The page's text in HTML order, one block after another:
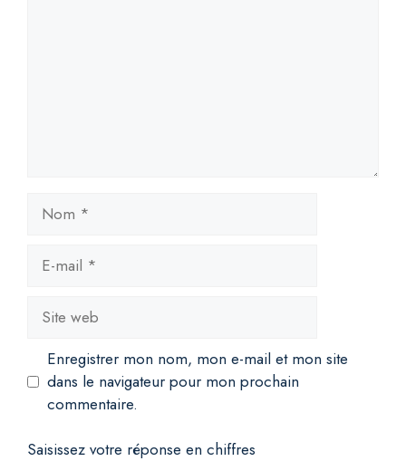
mail
web
Enregistrer mon nom, mon e-mail et mon site
dans le navigateur pour mon prochain
commentaire.
Saisissez votre réponse en chiffres